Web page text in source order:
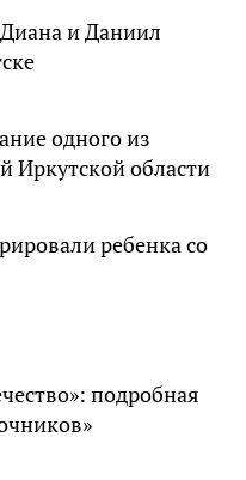
и Даниил
одного из
Иркутской области
ребенка со
подробная